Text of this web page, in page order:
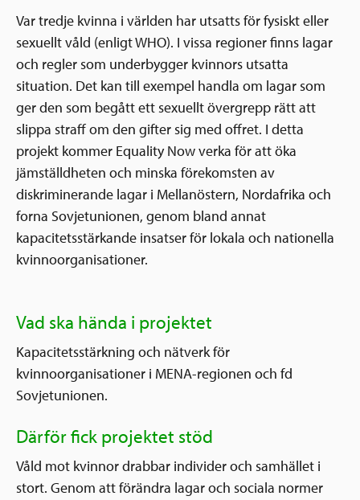
Var tredje kvinna i världen har utsatts för fysiskt eller
sexuellt våld (enligt WHO). I vissa regioner finns lagar
och regler som underbygger kvinnors utsatta
situation. Det kan till exempel handla om lagar som
ger den som begått ett sexuellt övergrepp rätt att
slippa straff om den gifter sig med offret. I detta
projekt kommer Equality Now verka för att öka
jämställdheten och minska förekomsten av
diskriminerande lagar i Mellanöstern, Nordafrika och
forna Sovjetunionen, genom bland annat
kapacitetsstärkande insatser för lokala och nationella
kvinnoorganisationer.
Vad ska hända i projektet
Kapacitetsstärkning och nätverk för
kvinnoorganisationer i MENA-regionen och fd
Sovjetunionen.
Därför fick projektet stöd
Våld mot kvinnor drabbar individer och samhället i
stort. Genom att förändra lagar och sociala normer